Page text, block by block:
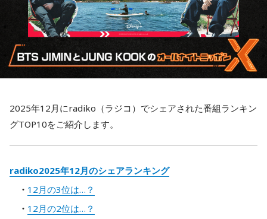
2025年12月にradiko（ラジコ）でシェアされた番組ランキン
グTOP10をご紹介します。
radiko2025年12月のシェアランキング
12月の3位は…？
12月の2位は…？